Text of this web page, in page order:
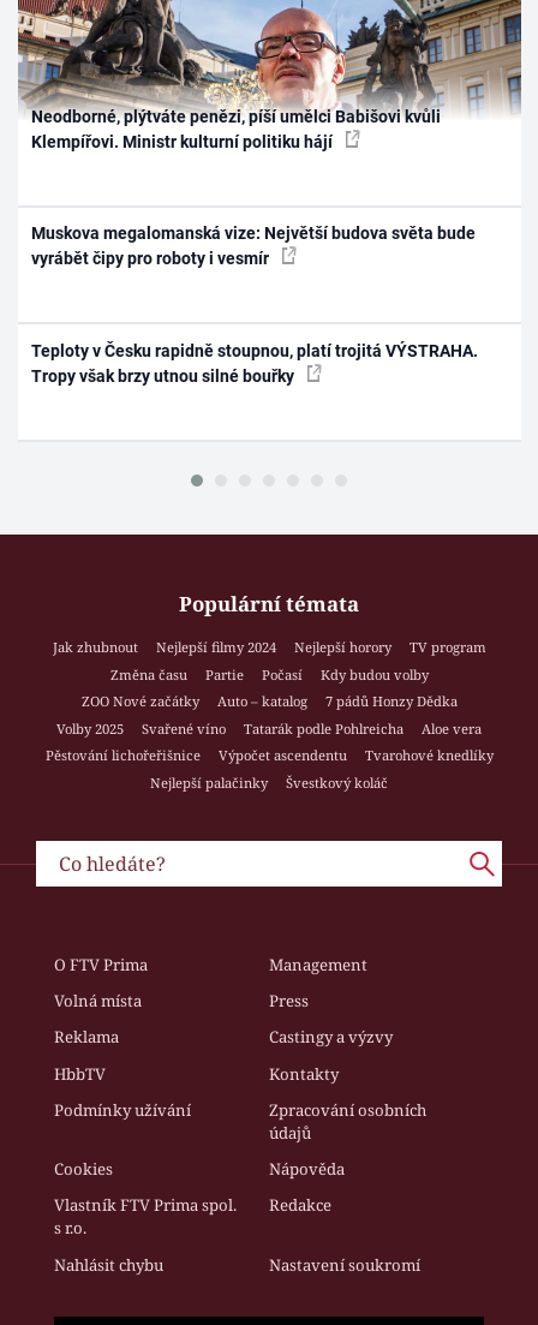
Neodborné, plýtváte penězi, píší umělci Babišovi kvůli
Klempířovi. Ministr kulturní politiku hájí
Muskova megalomanská vize: Největší budova světa bude
vyrábět čipy pro roboty i vesmír
Teploty v Česku rapidně stoupnou, platí trojitá VÝSTRAHA.
Tropy však brzy utnou silné bouřky
Populární témata
Jak zhubnout Nejlepší filmy 2024 Nejlepší horory
TV program
Změna času
Partie Počasí
Kdy budou volby
ZOO Nové začátky
Auto – katalog
7 pádů Honzy Dědka
Volby 2025
Svařené víno Tatarák podle Pohlreicha
Aloe vera
Pěstování lichořeřišnice
Výpočet ascendentu
Tvarohové knedlíky
Nejlepší palačinky
Švestkový koláč
O FTV Prima
Management
Volná místa
Press
Reklama
Castingy a výzvy
HbbTV
Kontakty
Podmínky užívání
Zpracování osobních
údajů
Cookies
Nápověda
Vlastník FTV Prima spol.
s r.o.
Redakce
Nahlásit chybu Nastavení soukromí